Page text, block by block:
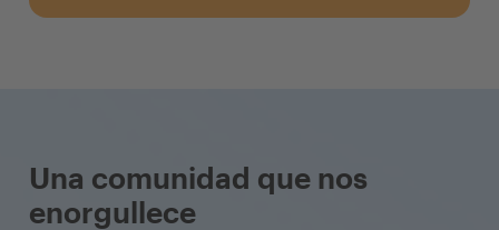
Una comunidad que nos
enorgullece